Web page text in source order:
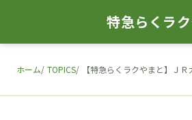
特急らくラ
ホーム TOPICS 【特急らくラクやまと】Ｊ